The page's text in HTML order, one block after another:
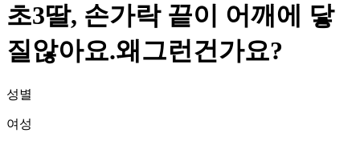
초3딸, 손가락 끝이 어깨에 닿
질않아요.왜그런건가요?
성별
여성